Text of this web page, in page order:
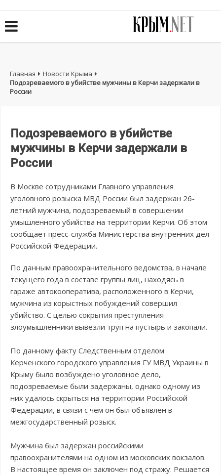
Главная
Новости Крыма
Подозреваемого в убийстве мужчины в Керчи задержали в
России
Подозреваемого в убийстве
мужчины в Керчи задержали в
России
В Москве сотрудниками Главного управления
уголовного розыска МВД России был задержан 26-
летний мужчина, подозреваемый в совершении
умышленного убийства на территории Керчи. Об этом
сообщает пресс-служба Министерства внутренних дел
Российской Федерации.
По данным правоохранительного ведомства, в начале
текущего года в составе группы лиц, находясь в
гараже автокооператива, расположенного в Керчи,
мужчина из корыстных побуждений совершил
убийство. С целью сокрытия преступления
злоумышленники вывезли труп на пустырь и закопали.
По данному факту Следственным отделом
Керченского городского управления ГУ МВД Украины в
Крыму было возбуждено уголовное дело,
подозреваемые были задержаны, однако одному из
них удалось скрыться на территории Российской
Федерации, в связи с чем он был объявлен в
межгосударственный розыск.
Мужчина был задержан российскими
правоохранителями на одном из московских вокзалов.
В настоящее время он заключен под стражу. Решается